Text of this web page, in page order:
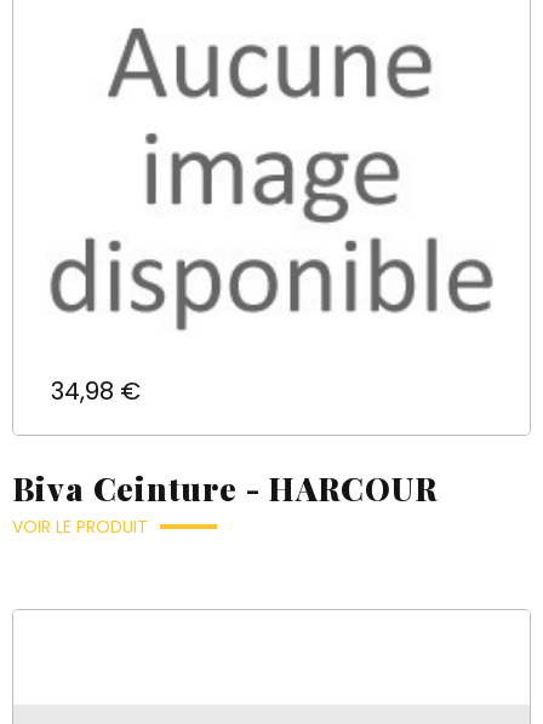
Prix
34,98 €
Biva Ceinture - HARCOUR
VOIR LE PRODUIT